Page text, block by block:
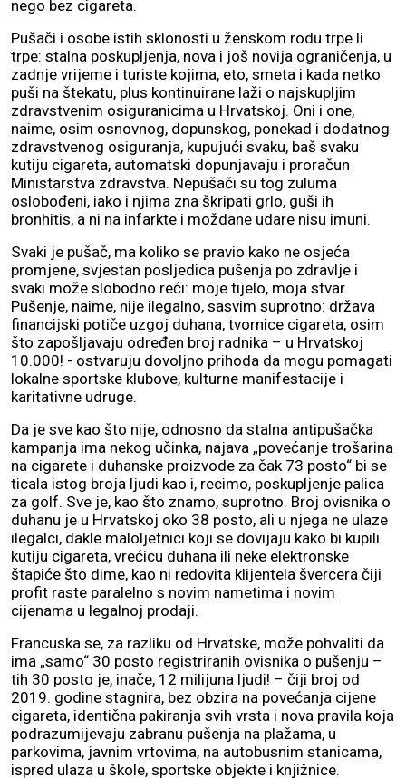
nego bez cigareta.
Pušači i osobe istih sklonosti u ženskom rodu trpe li
trpe: stalna poskupljenja, nova i još novija ograničenja, u
zadnje vrijeme i turiste kojima, eto, smeta i kada netko
puši na štekatu, plus kontinuirane laži o najskupljim
zdravstvenim osiguranicima u Hrvatskoj. Oni i one,
naime, osim osnovnog, dopunskog, ponekad i dodatnog
zdravstvenog osiguranja, kupujući svaku, baš svaku
kutiju cigareta, automatski dopunjavaju i proračun
Ministarstva zdravstva. Nepušači su tog zuluma
oslobođeni, iako i njima zna škripati grlo, guši ih
bronhitis, a ni na infarkte i moždane udare nisu imuni.
Svaki je pušač, ma koliko se pravio kako ne osjeća
promjene, svjestan posljedica pušenja po zdravlje i
svaki može slobodno reći: moje tijelo, moja stvar.
Pušenje, naime, nije ilegalno, sasvim suprotno: država
financijski potiče uzgoj duhana, tvornice cigareta, osim
što zapošljavaju određen broj radnika – u Hrvatskoj
10.000! - ostvaruju dovoljno prihoda da mogu pomagati
lokalne sportske klubove, kulturne manifestacije i
karitativne udruge.
Da je sve kao što nije, odnosno da stalna antipušačka
kampanja ima nekog učinka, najava „povećanje trošarina
na cigarete i duhanske proizvode za čak 73 posto“ bi se
ticala istog broja ljudi kao i, recimo, poskupljenje palica
za golf. Sve je, kao što znamo, suprotno. Broj ovisnika o
duhanu je u Hrvatskoj oko 38 posto, ali u njega ne ulaze
ilegalci, dakle maloljetnici koji se dovijaju kako bi kupili
kutiju cigareta, vrećicu duhana ili neke elektronske
štapiće što dime, kao ni redovita klijentela švercera čiji
profit raste paralelno s novim nametima i novim
cijenama u legalnoj prodaji.
Francuska se, za razliku od Hrvatske, može pohvaliti da
ima „samo“ 30 posto registriranih ovisnika o pušenju –
tih 30 posto je, inače, 12 milijuna ljudi! – čiji broj od
2019. godine stagnira, bez obzira na povećanja cijene
cigareta, identična pakiranja svih vrsta i nova pravila koja
podrazumijevaju zabranu pušenja na plažama, u
parkovima, javnim vrtovima, na autobusnim stanicama,
ispred ulaza u škole, sportske objekte i knjižnice.